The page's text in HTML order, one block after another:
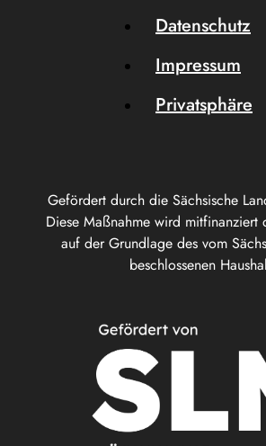
Gefördert durch die Sächsische
Diese Maßnahme wird mitfinanziert
auf der Grundlage des vom
beschlossenen
Datenschutz
Impressum
Privatsphäre